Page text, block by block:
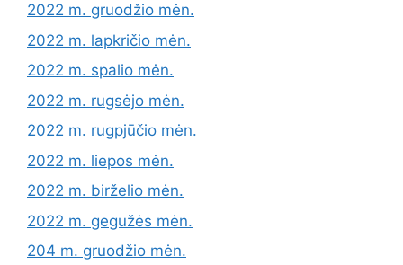
2022 m. gruodžio mėn.
2022 m. lapkričio mėn.
2022 m. spalio mėn.
2022 m. rugsėjo mėn.
2022 m. rugpjūčio mėn.
2022 m. liepos mėn.
2022 m. birželio mėn.
2022 m. gegužės mėn.
204 m. gruodžio mėn.